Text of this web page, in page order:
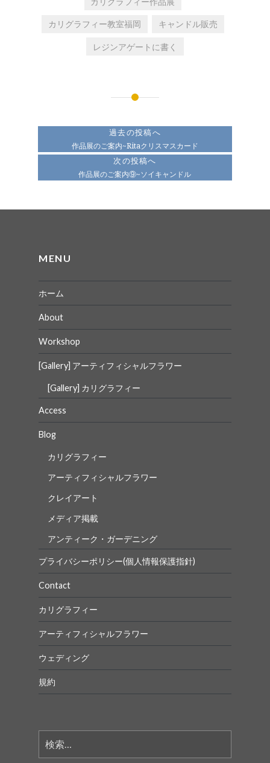
カリグラフィー教室福岡 キャンドル販売
レジンアゲートに書く
ー
過去の投稿へ
作品展のご案内~Ritaクリスマスカード
次の投稿へ
作品展のご案内⑨~ソイキャンドル
MENU
ホーム
About
Workshop
[Gallery] アーティフィシャルフラワー
[Gallery] カリグラフィー
Access
Blog
カリグラフィー
アーティフィシャルフラワー
クレイアート
メディア掲載
アンティーク・ガーデニング
プライバシーポリシー(個人情報保護指針)
Contact
カリグラフィー
アーティフィシャルフラワー
ウェディング
規約
索: